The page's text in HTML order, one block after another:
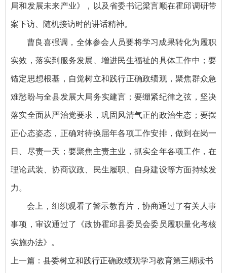
局和发展未来产业》，以及省委书记梁言顺在霍邱调研带
案下访、随机接访时的讲话精神。
曹良喜强调，全体参会人员要将学习成果转化为履职
实效，落实到服务发展、增进民生福祉的具体工作中；要
锚定思想根基，自觉树立和践行正确政绩观，聚焦群众急
难愁盼与全县发展大局务实建言；要绷紧纪律之弦，坚决
落实全面从严治党要求，巩固风清气正的政治生态；要摆
正心态姿态，正确对待换届年各项工作安排，做到在岗一
日、尽责一天；要聚焦主责主业，抓实全年各项工作，在
理论武装、协商议政、民生履职、自身建设等方面持续发
力。
会上，组织观看了警示教育片，协商通过了有关人事
事项，审议通过了《政协霍邱县委员会委员履职量化考核
实施办法》。
上一篇： 县委树立和践行正确政绩观学习教育第三期读书